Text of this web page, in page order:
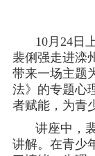
10月24日
裴俐强走进滦
带来一场主题
法》的专题心
者赋能，为青
讲座中，
讲解。在青少